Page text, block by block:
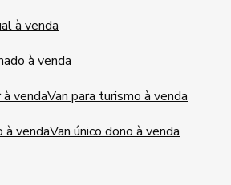
à venda
à venda
vendaVan para turismo à venda
à vendaVan único dono à venda